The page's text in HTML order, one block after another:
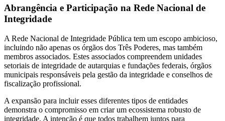
Abrangência e Participação na Rede Nacional de
Integridade
A Rede Nacional de Integridade Pública tem um escopo ambicioso,
incluindo não apenas os órgãos dos Três Poderes, mas também
membros associados. Estes associados compreendem unidades
setoriais de integridade de autarquias e fundações federais, órgãos
municipais responsáveis pela gestão da integridade e conselhos de
fiscalização profissional.
A expansão para incluir esses diferentes tipos de entidades
demonstra o compromisso em criar um ecossistema robusto de
integridade. A intenção é que todos trabalhem juntos para